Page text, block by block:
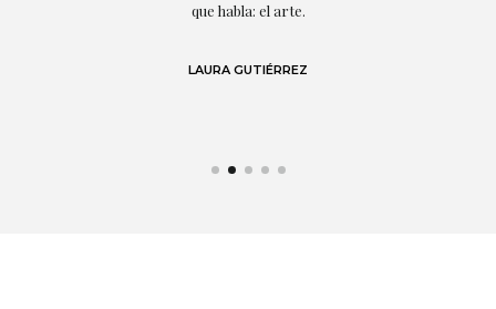
que habla: el arte.
LAURA GUTIÉRREZ